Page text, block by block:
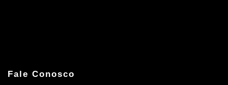
Fale Conosco